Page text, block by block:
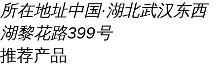
所在地址中国·湖北武汉东西
湖黎花路399号
推荐产品